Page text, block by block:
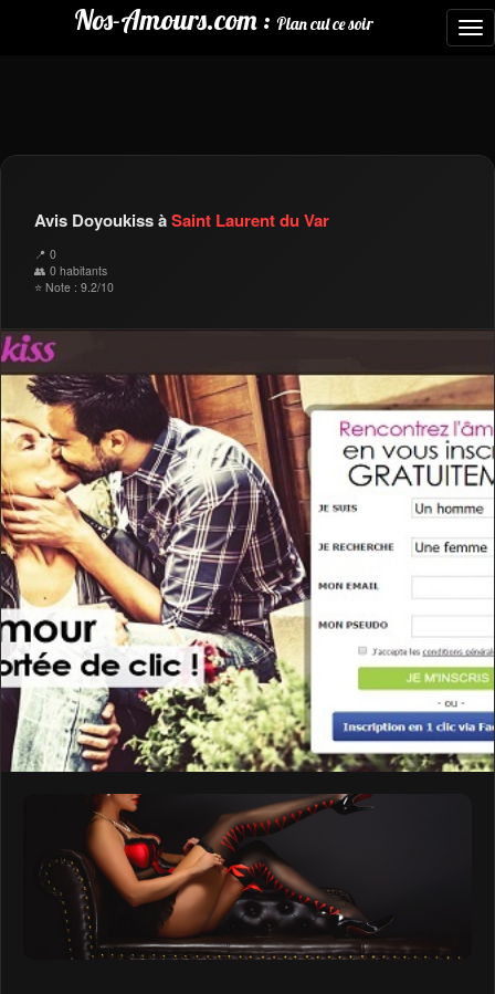
Nos-Amours.com : Plan cul ce soir
Avis Doyoukiss àSaint Laurent du Var
📍 0
👥 0 habitants
⭐ Note : 9.2/10